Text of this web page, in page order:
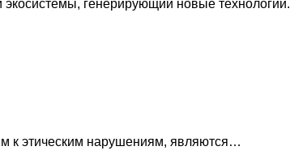
генерирующий новые технологии.
к этическим нарушениям, являются…